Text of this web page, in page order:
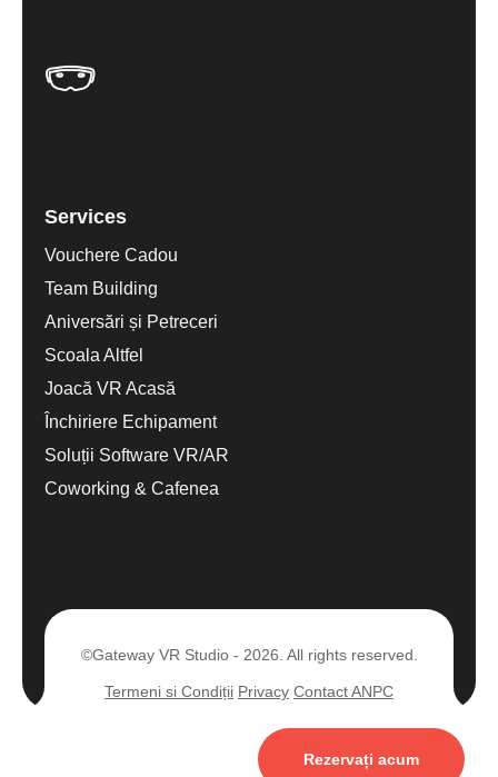
Services
Vouchere Cadou
Team Building
Aniversări și Petreceri
Scoala Altfel
Joacă VR Acasă
Închiriere Echipament
Soluții Software VR/AR
Coworking & Cafenea
©Gateway VR Studio - 2026. All rights reserved.
Termeni si Condiții Privacy Contact ANPC
Rezervați acum